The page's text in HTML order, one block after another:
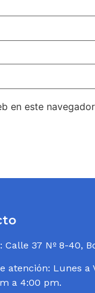
en este
Calle 37 Nº 8-40,
atención: Lunes a
a 4:00 pm.